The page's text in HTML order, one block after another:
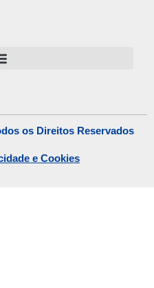
os Direitos Reservados
e Cookies